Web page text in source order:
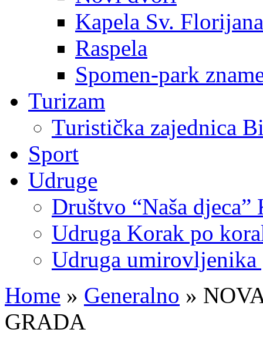
Kapela Sv. Florijana
Raspela
Spomen-park
Turizam
Turistička zajednica
Sport
Udruge
Društvo “Naša djeca”
Udruga Korak po
Udruga umirovljenika
Home » Generalno »
GRADA